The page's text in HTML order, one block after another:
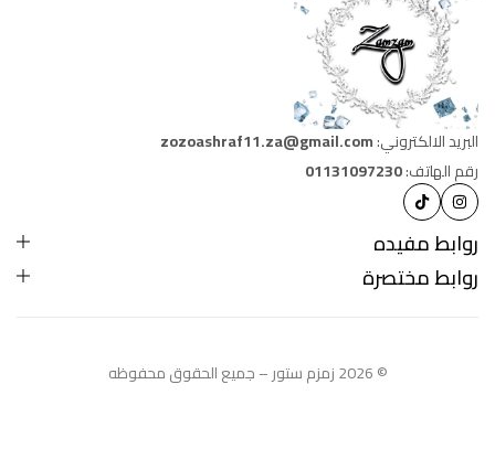
البريد الالكتروني:zozoashraf11.za@gmail.com
رقم الهاتف:01131097230
روابط مفيده
روابط مختصرة
© 2026 زمزم ستور – جميع الحقوق محفوظه